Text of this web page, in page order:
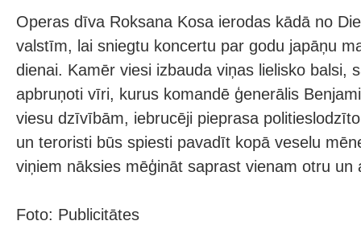
Operas dīva Roksana Kosa ierodas kādā no
valstīm, lai sniegtu koncertu par godu japāņu
dienai. Kamēr viesi izbauda viņas lielisko balsi,
apbruņoti vīri, kurus komandē ģenerālis
viesu dzīvībām, iebrucēji pieprasa
un teroristi būs spiesti pavadīt kopā veselu
viņiem nāksies mēģināt saprast vienam otru un
Foto: Publicitātes